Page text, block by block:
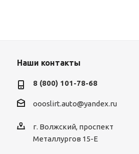
Наши контакты
8 (800) 101-78-68
oooslirt.auto@yandex.ru
г. Волжский, проспект
Металлургов 15-Е